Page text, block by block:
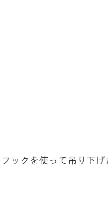
ックを使って吊り下